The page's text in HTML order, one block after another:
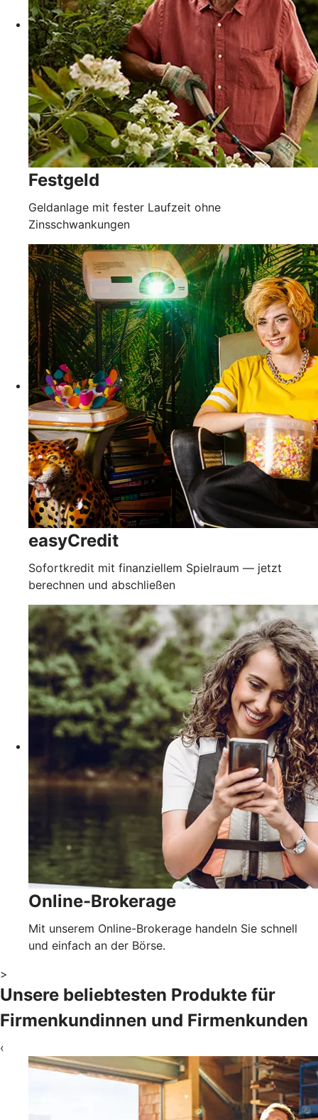
Festgeld
Geldanlage mit fester Laufzeit ohne
Zinsschwankungen
easyCredit
Sofortkredit mit finanziellem Spielraum — jetzt
berechnen und abschließen
Online-Brokerage
Mit unserem Online-Brokerage handeln Sie schnell
und einfach an der Börse.
>
Unsere beliebtesten Produkte für
Firmenkundinnen und Firmenkunden
‹